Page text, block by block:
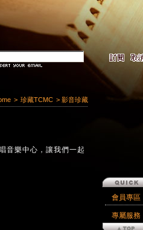
> 珍藏TCMC > 影音珍藏
音樂中心，讓我們一起
會員專區
專屬服務